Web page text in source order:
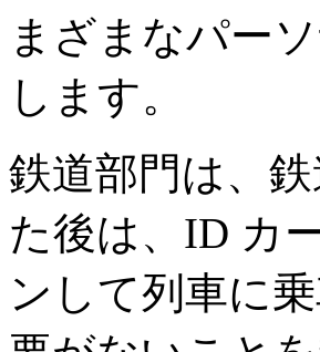
まざまなパー
します。
鉄道部門は、
た後は、ID カ
ンして列車に